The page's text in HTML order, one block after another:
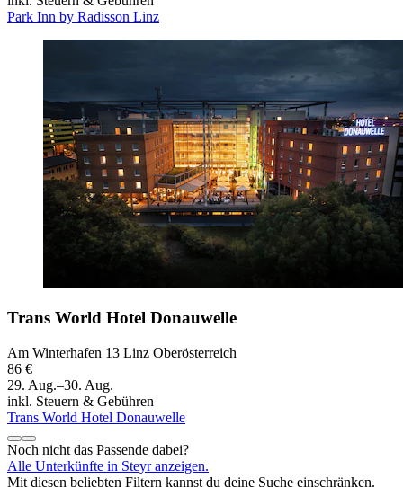
Park Inn by Radisson Linz
Trans World Hotel Donauwelle
Am Winterhafen 13 Linz Oberösterreich
86 €
29. Aug.–30. Aug.
inkl. Steuern & Gebühren
Trans World Hotel Donauwelle
Noch nicht das Passende dabei?
Alle Unterkünfte in Steyr anzeigen.
Mit diesen beliebten Filtern kannst du deine Suche einschränken.